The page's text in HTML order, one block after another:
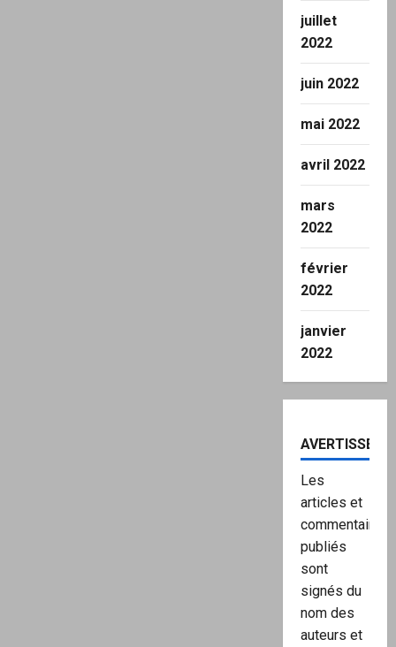
juillet
2022
juin 2022
mai 2022
avril 2022
mars
2022
février
2022
janvier
2022
Les
articles et
commentaires
publiés
sont
signés du
nom des
auteurs et